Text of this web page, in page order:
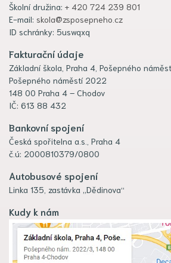
Školní družina: + 420 724 239 801
E-mail: skola@zsposepneho.cz
ID schránky: 5uswqxq
Fakturační údaje
Základní škola, Praha 4, Pošepného
Pošepného náměstí 2022
148 00 Praha 4 – Chodov
IČ: 613 88 432
Bankovní spojení
Česká spořitelna a.s., Praha 4
č.ú: 2000810379/0800
Autobusové spojení
Linka 135, zastávka „Dědinova“
Kudy k nám